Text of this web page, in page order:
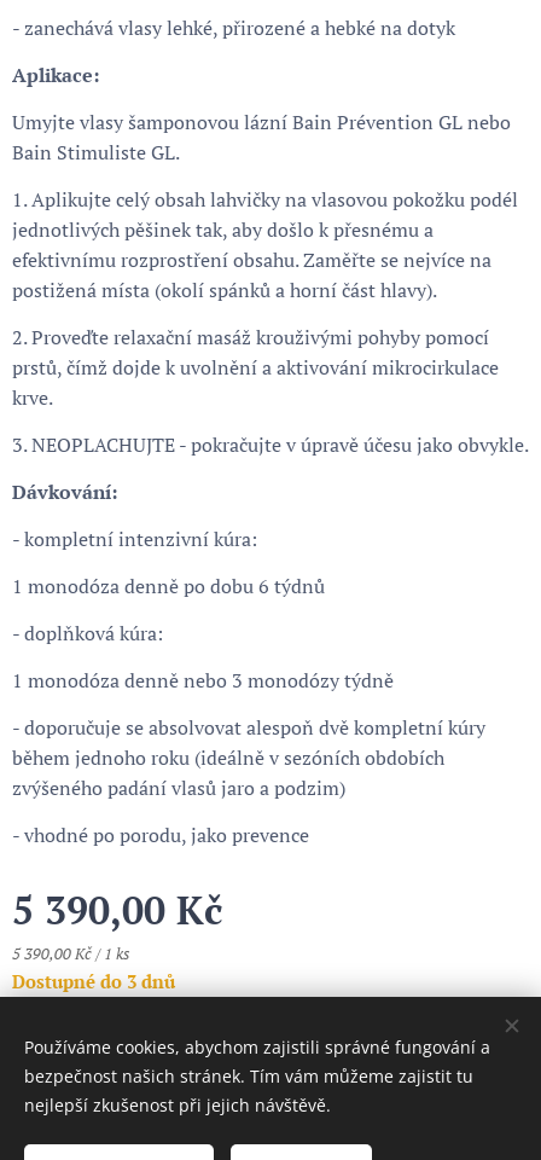
- zanechává vlasy lehké, přirozené a hebké na dotyk
Aplikace:
Umyjte vlasy šamponovou lázní Bain Prévention GL nebo
Bain Stimuliste GL.
1. Aplikujte celý obsah lahvičky na vlasovou pokožku podél
jednotlivých pěšinek tak, aby došlo k přesnému a
efektivnímu rozprostření obsahu. Zaměřte se nejvíce na
postižená místa (okolí spánků a horní část hlavy).
2. Proveďte relaxační masáž krouživými pohyby pomocí
prstů, čímž dojde k uvolnění a aktivování mikrocirkulace
krve.
3. NEOPLACHUJTE - pokračujte v úpravě účesu jako obvykle.
Dávkování:
- kompletní intenzivní kúra:
1 monodóza denně po dobu 6 týdnů
- doplňková kúra:
1 monodóza denně nebo 3 monodózy týdně
- doporučuje se absolvovat alespoň dvě kompletní kúry
během jednoho roku (ideálně v sezóních obdobích
zvýšeného padání vlasů jaro a podzim)
- vhodné po porodu, jako prevence
5 390,00 Kč
5 390,00 Kč / 1 ks
Dostupné do 3 dnů
Cookies
Používáme cookies, abychom zajistili správné fungování a
bezpečnost našich stránek. Tím vám můžeme zajistit tu
nejlepší zkušenost při jejich návštěvě.